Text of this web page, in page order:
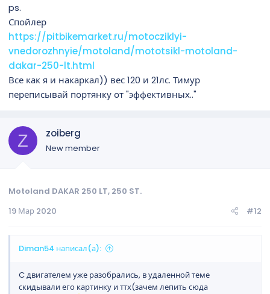
ps.
Спойлер
https://pitbikemarket.ru/motocziklyi-
vnedorozhnyie/motoland/mototsikl-motoland-
dakar-250-lt.html
Все как я и накаркал)) вес 120 и 21лс. Тимур
переписывай портянку от "эффективных.."
Z zoiberg
New member
Motoland DAKAR 250 LT, 250 ST.
19 Мар 2020
#12
Diman54 написал(а):
C двигателем уже разобрались, в удаленной теме
скидывали его картинку и ттх(зачем лепить сюда